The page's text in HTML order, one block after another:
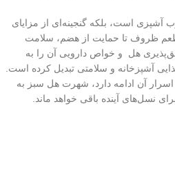
آشپزی است، بلکه گنجینه‌ای از مزایای
ظروف تا حمایت از هضم، سلامت
هل و خواص دارویی آن را به
آشپزخانه و سلامتی تبدیل کرده است.
آن ادامه دارد، شهرت هل سبز به
نسل‌های آینده باقی خواهد ماند.